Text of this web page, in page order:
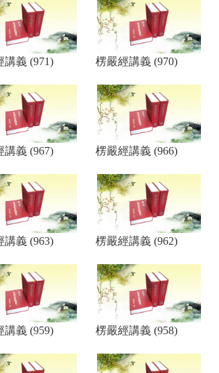
講義 (971) 楞嚴經講義 (970)
講義 (967) 楞嚴經講義 (966)
講義 (963) 楞嚴經講義 (962)
講義 (959) 楞嚴經講義 (958)